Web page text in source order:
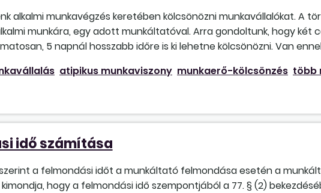
alkalmi munkavégzés keretében kölcsönözni munkavállalókat. A
munkára, egy adott munkáltatóval. Arra gondoltunk, hogy
5 napnál hosszabb időre is ki lehetne kölcsönözni. Van
atipikus munkaviszony munkaerő-kölcsönzés több
idő számítása
a felmondási időt a munkáltató felmondása esetén a
hogy a felmondási idő szempontjából a 77. § (2)